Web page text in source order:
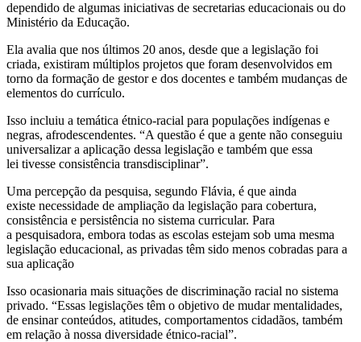
dependido de algumas iniciativas de secretarias educacionais ou do
Ministério da Educação.
Ela avalia que nos últimos 20 anos, desde que a legislação foi
criada, existiram múltiplos projetos que foram desenvolvidos em
torno da formação de gestor e dos docentes e também mudanças de
elementos do currículo.
Isso incluiu a temática étnico-racial para populações indígenas e
negras, afrodescendentes. “A questão é que a gente não conseguiu
universalizar a aplicação dessa legislação e também que essa
lei tivesse consistência transdisciplinar”.
Uma percepção da pesquisa, segundo Flávia, é que ainda
existe necessidade de ampliação da legislação para cobertura,
consistência e persistência no sistema curricular. Para
a pesquisadora, embora todas as escolas estejam sob uma mesma
legislação educacional, as privadas têm sido menos cobradas para a
sua aplicação
Isso ocasionaria mais situações de discriminação racial no sistema
privado. “Essas legislações têm o objetivo de mudar mentalidades,
de ensinar conteúdos, atitudes, comportamentos cidadãos, também
em relação à nossa diversidade étnico-racial”.